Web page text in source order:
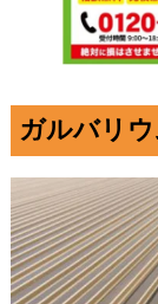
ガルバリ